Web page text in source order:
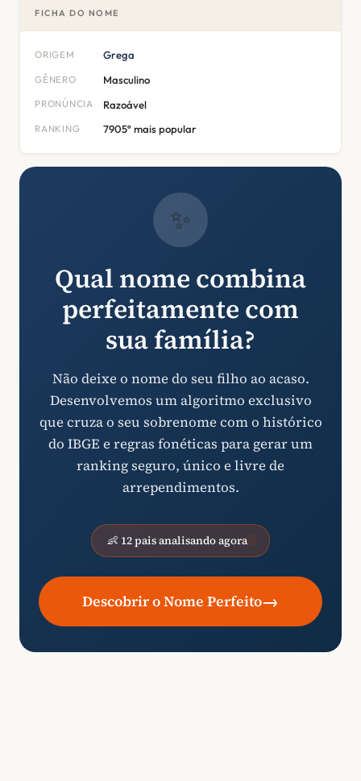
FICHA DO NOME
ORIGEM Grega
GÊNERO Masculino
PRONÚNCIA Razoável
RANKING 7905º mais popular
✨
Qual nome combina
perfeitamente com
sua família?
Não deixe o nome do seu filho ao acaso.
Desenvolvemos um algoritmo exclusivo
que cruza o seu sobrenome com o histórico
do IBGE e regras fonéticas para gerar um
ranking seguro, único e livre de
arrependimentos.
👶 12 pais analisando agora
Descobrir o Nome Perfeito→